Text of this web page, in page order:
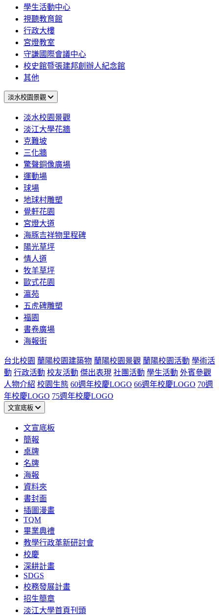
學生活動中心
視聽教育館
行政大樓
宮燈教室
守謙國際會議中心
校史館暨張建邦創辦人紀念館
其他
淡水校園景觀
淡水校園景觀
淡江大學花牆
克難坡
三化牆
驚聲銅像廣場
運動場
球場
地球村雕塑
覺軒花園
宮燈大道
海豚吉祥物里程碑
陽光草坪
情人道
牧羊草坪
歐式花園
瀛苑
五虎碑雕塑
福園
書卷廣場
海報街
台北校園 蘭陽校園建築物 蘭陽校園景觀 蘭陽校園活動 學術活
動 行政活動 校友活動 傑出表現 社團活動 學生活動 外賓參觀
人物介紹 校園生態 60週年校慶LOGO 66週年校慶LOGO 70週
年校慶LOGO 75週年校慶LOGO
文宣底板
文宣底板
簡報
桌牌
名牌
海報
資料夾
書封面
插圖漫畫
TQM
畢業典禮
教學行政革新研討會
校慶
深耕計畫
SDGS
校務發展計畫
招生簡章
淡江大學首頁刊頭